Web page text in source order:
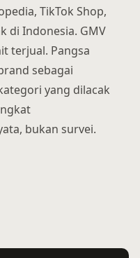
TikTok Shop,
di Indonesia. GMV
terjual. Pangsa
sebagai
yang dilacak
bukan survei.